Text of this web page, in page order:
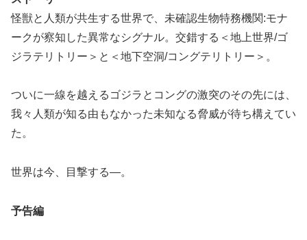
怪獣と人類が共生する世界で、未確認生物特務機関:モナ
ークが察知した異常なシグナル。交錯する＜地上世界/ゴ
ジラテリトリー＞と＜地下空洞/コングテリトリー＞。
ついに一線を越えるゴジラとコングの激突のその先には、
我々人類が知る由もなかった未知なる脅威が待ち構えてい
た。
世界は今、目撃する―。
予告編